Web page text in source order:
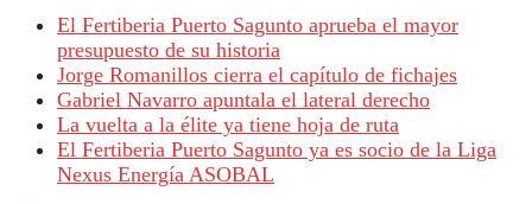
El Fertiberia Puerto Sagunto aprueba el mayor
presupuesto de su historia
Jorge Romanillos cierra el capítulo de fichajes
Gabriel Navarro apuntala el lateral derecho
La vuelta a la élite ya tiene hoja de ruta
El Fertiberia Puerto Sagunto ya es socio de la Liga
Nexus Energía ASOBAL